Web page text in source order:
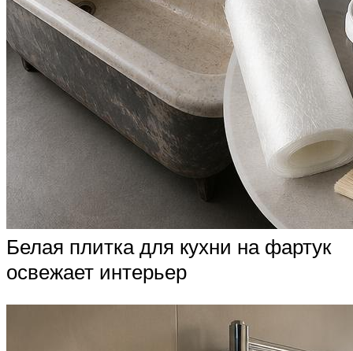
Белая плитка для кухни на фартук
освежает интерьер